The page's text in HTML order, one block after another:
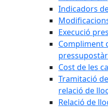
Indicadors
Execució
Compliment
Cost de les
Tramitació
relació de
Relació de